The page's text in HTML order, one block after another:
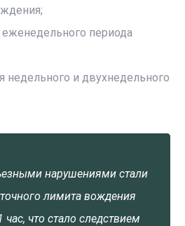
периода
недельного и двухнедельного
нарушениями стали
лимита вождения
что стало следствием